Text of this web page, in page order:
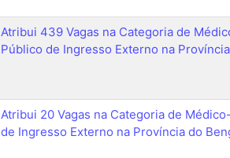
Atribui 439 Vagas na Categoria de
Público de Ingresso Externo na
Atribui 20 Vagas na Categoria de
de Ingresso Externo na Província do